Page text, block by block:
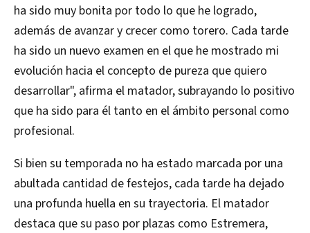
ha sido muy bonita por todo lo que he logrado,
además de avanzar y crecer como torero. Cada tarde
ha sido un nuevo examen en el que he mostrado mi
evolución hacia el concepto de pureza que quiero
desarrollar", afirma el matador, subrayando lo positivo
que ha sido para él tanto en el ámbito personal como
profesional.
Si bien su temporada no ha estado marcada por una
abultada cantidad de festejos, cada tarde ha dejado
una profunda huella en su trayectoria. El matador
destaca que su paso por plazas como Estremera,